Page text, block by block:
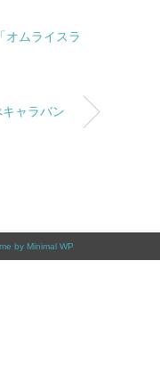
オムライスラ
ャラバン
by Minimal WP